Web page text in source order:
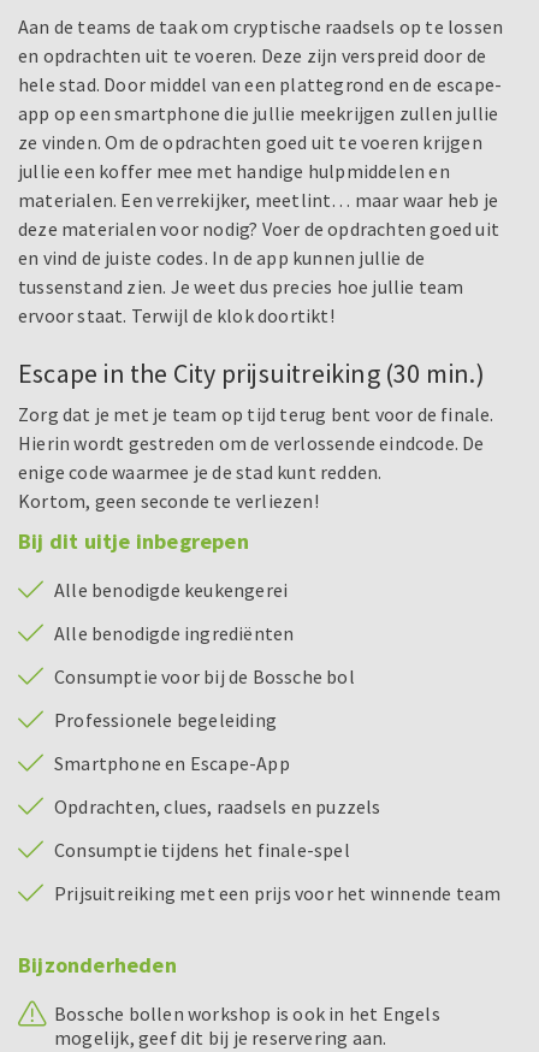
Aan de teams de taak om cryptische raadsels op te lossen
en opdrachten uit te voeren. Deze zijn verspreid door de
hele stad. Door middel van een plattegrond en de escape-
app op een smartphone die jullie meekrijgen zullen jullie
ze vinden. Om de opdrachten goed uit te voeren krijgen
jullie een koffer mee met handige hulpmiddelen en
materialen. Een verrekijker, meetlint… maar waar heb je
deze materialen voor nodig? Voer de opdrachten goed uit
en vind de juiste codes. In de app kunnen jullie de
tussenstand zien. Je weet dus precies hoe jullie team
ervoor staat. Terwijl de klok doortikt!
Escape in the City prijsuitreiking (30 min.)
Zorg dat je met je team op tijd terug bent voor de finale.
Hierin wordt gestreden om de verlossende eindcode. De
enige code waarmee je de stad kunt redden.
Kortom, geen seconde te verliezen!
Bij dit uitje inbegrepen
Alle benodigde keukengerei
Alle benodigde ingrediënten
Consumptie voor bij de Bossche bol
Professionele begeleiding
Smartphone en Escape-App
Opdrachten, clues, raadsels en puzzels
Consumptie tijdens het finale-spel
Prijsuitreiking met een prijs voor het winnende team
Bijzonderheden
Bossche bollen workshop is ook in het Engels
mogelijk, geef dit bij je reservering aan.